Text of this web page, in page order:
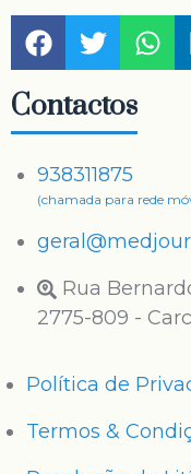
Contactos
938311875
(chamada para rede
Rua
2775-809 -
Política de
Termos &